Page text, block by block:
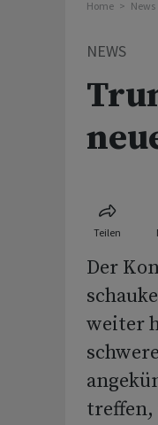
Home News
NEWS
Teilen
Der
weiter
treffen,